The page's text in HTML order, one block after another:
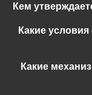
Кем
Какие
Какие